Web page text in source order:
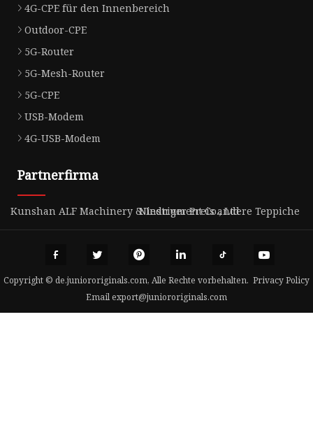
4G-CPE für den Innenbereich
Outdoor-CPE
5G-Router
5G-Mesh-Router
5G-CPE
USB-Modem
4G-USB-Modem
Partnerfirma
Kunshan ALF Machinery & Instrument Co., Ltd
Niedriger Preis andere Teppiche
Copyright © de.juniororiginals.com, Alle Rechte vorbehalten. Privacy Policy
Emailexport@juniororiginals.com